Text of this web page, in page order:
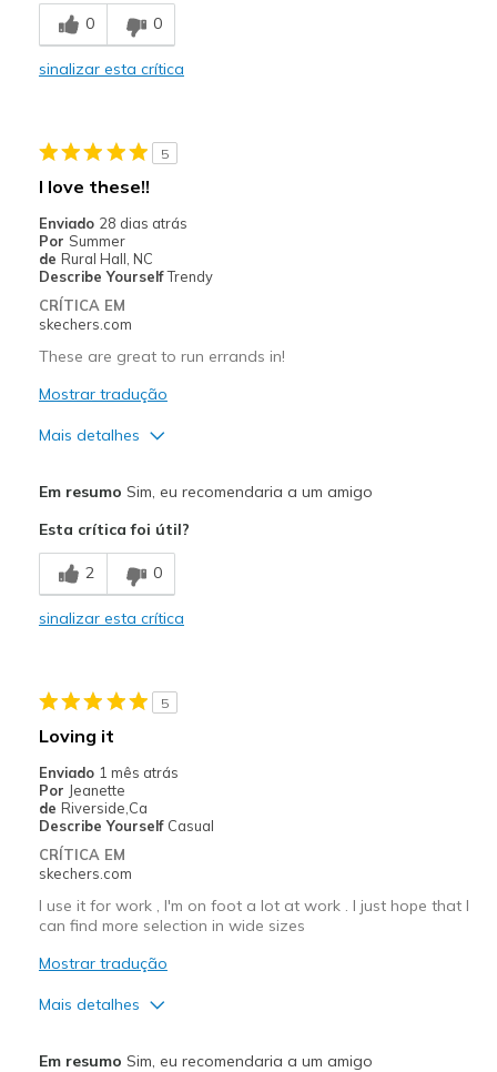
Contras
Haven't had long enough
Casual Wear
Sizing
View On Shoes
I'm Into Shoes
0 0
sinalizar esta crítica
5
I love these!!
Enviado 28 dias atrás
Por Summer
de Rural Hall, NC
Describe YourselfTrendy
CRÍTICA EM
skechers.com
These are great to run errands in!
Mostrar tradução
Mais detalhes
Breathe Well
Comfortable
Width
Sizing
Feels true to size
View On Shoes
Em resumo Sim, eu recomendaria a um amigo
Esta crítica foi útil?
2 0
sinalizar esta crítica
5
Loving it
Enviado 1 mês atrás
Por Jeanette
de Riverside,Ca
Describe Yourself Casual
CRÍTICA EM
skechers.com
I use it for work , I'm on foot a lot at work . I just hope that I
can find more selection in wide sizes
Mostrar tradução
Mais detalhes
Em resumo Sim, eu recomendaria a um amigo